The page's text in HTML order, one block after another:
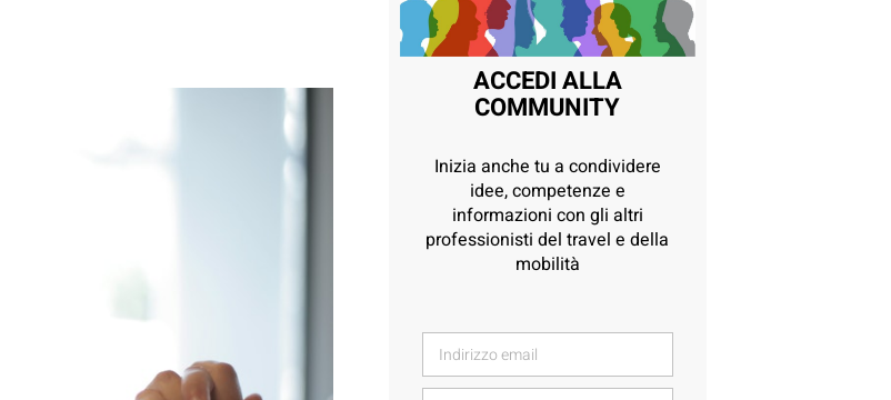
ACCEDI ALLA
COMMUNITY
Inizia anche tu a condividere
idee, competenze e
informazioni con gli altri
professionisti del travel e della
mobilità